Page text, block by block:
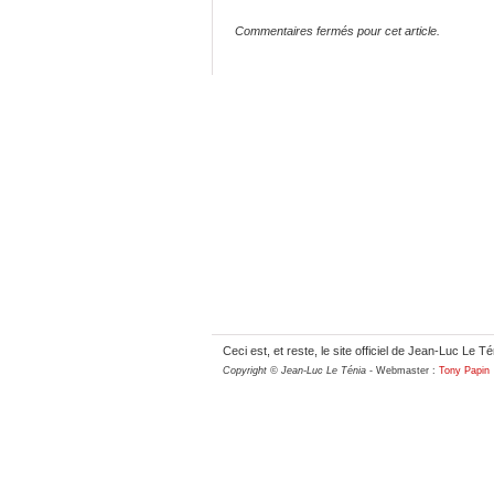
Commentaires fermés pour cet article.
Ceci est, et reste, le site officiel de Jean-Luc Le
Copyright © Jean-Luc Le Ténia - Webmaster : Tony Papin